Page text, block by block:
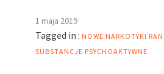
1 maja 2019
Tagged in : NOWE NARKOTYKI
SUBSTANCJE PSYCHOAKTYWNE